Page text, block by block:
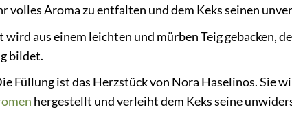
volles Aroma zu entfalten und dem Keks seinen
wird aus einem leichten und mürben Teig gebacken,
bildet.
Füllung ist das Herzstück von Nora Haselinos. Sie
hergestellt und verleiht dem Keks seine